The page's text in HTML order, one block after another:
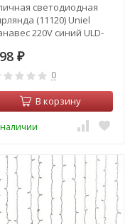
светодиодная
(11120) Uniel
220V синий ULD-
₽
0
В корзину